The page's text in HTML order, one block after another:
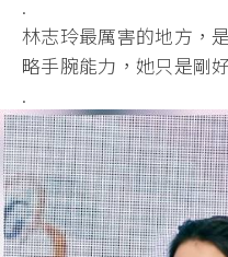
.
林志玲最厲害的地方，
略手腕能力，她只是剛
.